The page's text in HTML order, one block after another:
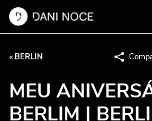
« BERLIN
MEU
BERLIM |